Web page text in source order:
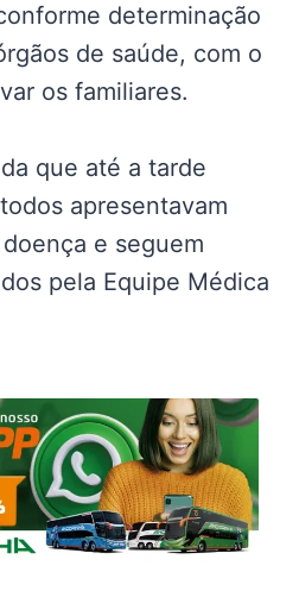
determinação
de saúde, com o
os familiares.
que até a tarde
apresentavam
e seguem
pela Equipe Médica